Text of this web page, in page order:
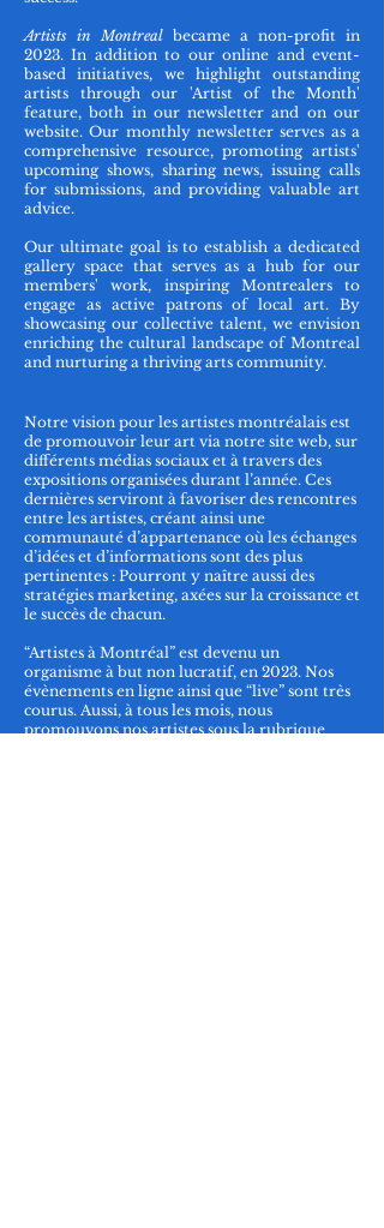
Artists in Montreal became a non-profit in
2023. In addition to our online and event-
based initiatives, we highlight outstanding
artists through our 'Artist of the Month'
feature, both in our newsletter and on our
website. Our monthly newsletter serves as a
comprehensive resource, promoting artists'
upcoming shows, sharing news, issuing calls
for submissions, and providing valuable art
advice.
Our ultimate goal is to establish a dedicated
gallery space that serves as a hub for our
members' work, inspiring Montrealers to
engage as active patrons of local art. By
showcasing our collective talent, we envision
enriching the cultural landscape of Montreal
and nurturing a thriving arts community.
Notre vision pour les artistes montréalais est
de promouvoir leur art via notre site web, sur
différents médias sociaux et à travers des
expositions organisées durant l’année. Ces
dernières serviront à favoriser des rencontres
entre les artistes, créant ainsi une
communauté d’appartenance où les échanges
d’idées et d’informations sont des plus
pertinentes : Pourront y naître aussi des
stratégies marketing, axées sur la croissance et
le succès de chacun.
“Artistes à Montréal” est devenu un
organisme à but non lucratif, en 2023. Nos
évènements en ligne ainsi que “live” sont très
courus. Aussi, à tous les mois, nous
promouvons nos artistes sous la rubrique